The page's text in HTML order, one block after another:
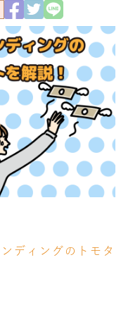
ディングのトモタ